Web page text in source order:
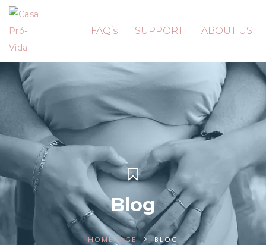
FAQ’s SUPPORT ABOUT US
Blog
HOMEPAGE BLOG